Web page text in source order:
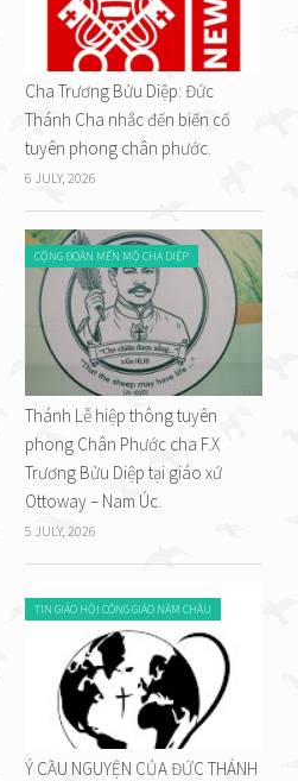
Cha Trương Bửu Diệp: Đức
Thánh Cha nhắc đến biến cố
tuyên phong chân phước.
6 JULY, 2026
CỘNG ĐOÀN MẾN MỘ CHA DIỆP
Thánh Lễ hiệp thông tuyên
phong Chân Phước cha F.X
Trương Bửu Diệp tại giáo xứ
Ottoway – Nam Úc.
5 JULY, 2026
TIN GIÁO HỘI CÔNG GIÁO NĂM CHÂU
Ý CẦU NGUYỆN CỦA ĐỨC THÁNH